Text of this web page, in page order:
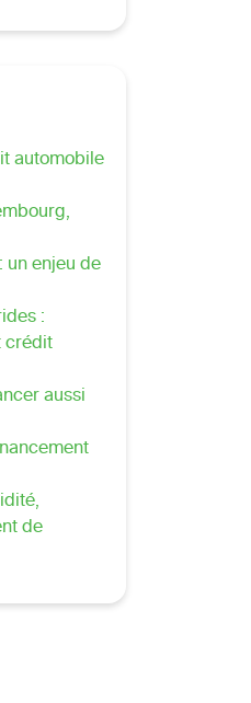
automobile
un enjeu de
:
crédit
aussi
de